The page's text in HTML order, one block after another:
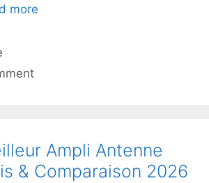
more
Ampli Antenne
& Comparaison 2026